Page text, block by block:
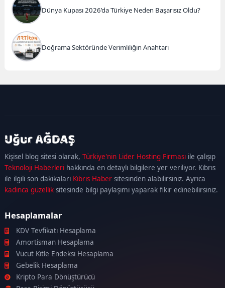
Dünya Kupası 2026’da Türkiye Neden Başarısız Oldu?
Doğrama Sektöründe Verimliliğin Anahtarı
Kişisel blog sitesi olarak,Türkiye'nin Lider Hosting Firması ile çalışıp
Teknoloji Haberleri hakkında en detaylı bilgilere yer veriliyor. Kıbrıs
ile ilgili son dakikaları Kıbrıs Haber sitesinden alabilirsiniz. Ayrıca
kadınca güzellik sitesinde bilgi paylaşımı yaparak fikir edinebilirsiniz.
kadıköy
escortmaltepe
escortataşehir
escortümraniye
escort
Hesaplamalar
KDV Tevfikatı Hesaplama
Amortisman Hesaplama
Vücut Kitle Endeksi Hesaplama
Gebelik Hesaplama
Kripto Para Dönüştürücü